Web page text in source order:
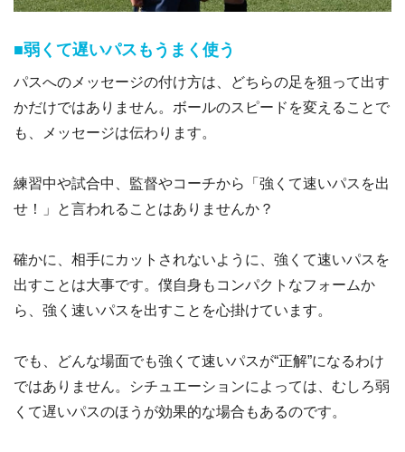
■弱くて遅いパスもうまく使う
パスへのメッセージの付け方は、どちらの足を狙って出す
かだけではありません。ボールのスピードを変えることで
も、メッセージは伝わります。
練習中や試合中、監督やコーチから「強くて速いパスを出
せ！」と言われることはありませんか？
確かに、相手にカットされないように、強くて速いパスを
出すことは大事です。僕自身もコンパクトなフォームか
ら、強く速いパスを出すことを心掛けています。
でも、どんな場面でも強くて速いパスが“正解”になるわけ
ではありません。シチュエーションによっては、むしろ弱
くて遅いパスのほうが効果的な場合もあるのです。